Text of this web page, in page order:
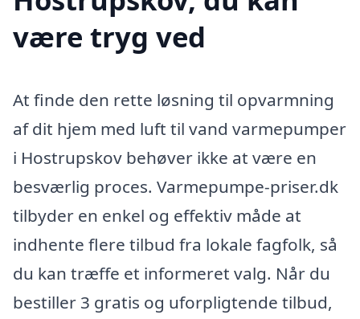
være tryg ved
At finde den rette løsning til opvarmning
af dit hjem med luft til vand varmepumper
i Hostrupskov behøver ikke at være en
besværlig proces. Varmepumpe-priser.dk
tilbyder en enkel og effektiv måde at
indhente flere tilbud fra lokale fagfolk, så
du kan træffe et informeret valg. Når du
bestiller 3 gratis og uforpligtende tilbud,